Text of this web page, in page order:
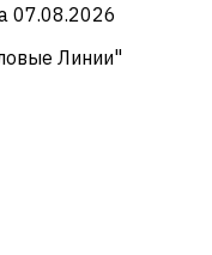
07.08.2026
Линии"